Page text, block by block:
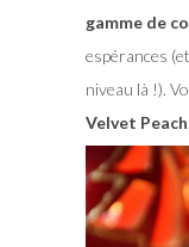
gamme de
espérances
niveau là !).
Velvet Peach